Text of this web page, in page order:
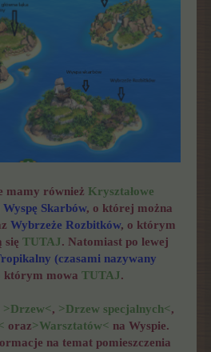
mamy również Kryształowe
Wyspę Skarbów, o której można
Wybrzeże Rozbitków, o którym
się TUTAJ. Natomiast po lewej
(czasami nazywany
którym mowa TUTAJ.
>Drzew<, >Drzew specjalnych<,
oraz>Warsztatów< na Wyspie.
na temat pomieszczenia